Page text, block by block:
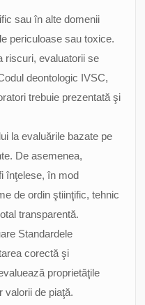
sau în alte domenii
periculoase sau toxice.
riscuri, evaluatorii se
deontologic IVSC,
trebuie prezentată şi
la evaluările bazate pe
De asemenea,
înţelese, în mod
de ordin ştiinţific, tehnic
transparentă.
Standardele
corectă şi
proprietăţile
valorii de piaţă.